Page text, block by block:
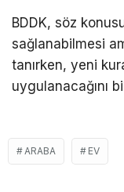
BDDK, söz
sağlanabilmesi
tanırken, yeni
uygulanacağını
ARABA EV